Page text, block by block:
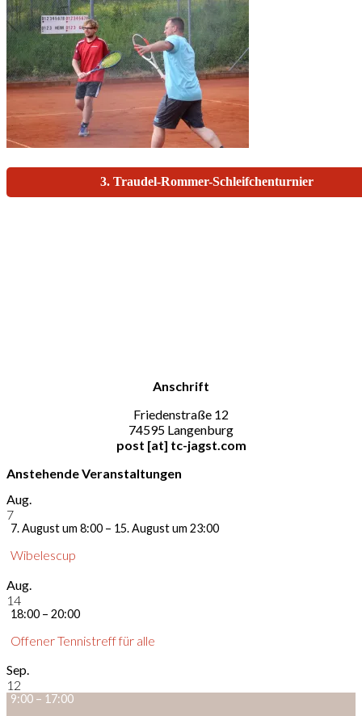
Beitragsnavigation3. Traudel-Rommer-Schleifchenturnier
Anschrift
Friedenstraße 12
74595 Langenburg
post [at] tc-jagst.com
Anstehende Veranstaltungen
Aug.
7
7. August um 8:00 – 15. August um 23:00
Wibelescup
Aug.
14
18:00 – 20:00
Offener Tennistreff für alle
Sep.
12
9:00 – 17:00